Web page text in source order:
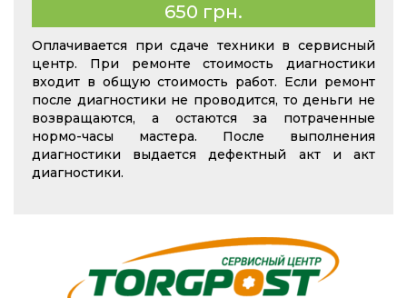
650 грн.
Оплачивается при сдаче техники в сервисный
центр. При ремонте стоимость диагностики
входит в общую стоимость работ. Если ремонт
после диагностики не проводится, то деньги не
возвращаются, а остаются за потраченные
нормо-часы мастера. После выполнения
диагностики выдается дефектный акт и акт
диагностики.